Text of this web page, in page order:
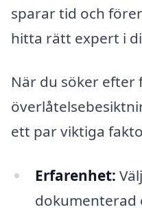
sparar tid och
hitta rätt expert i
När du söker efter
ett par viktiga
Erfarenhet:
dokumenterad